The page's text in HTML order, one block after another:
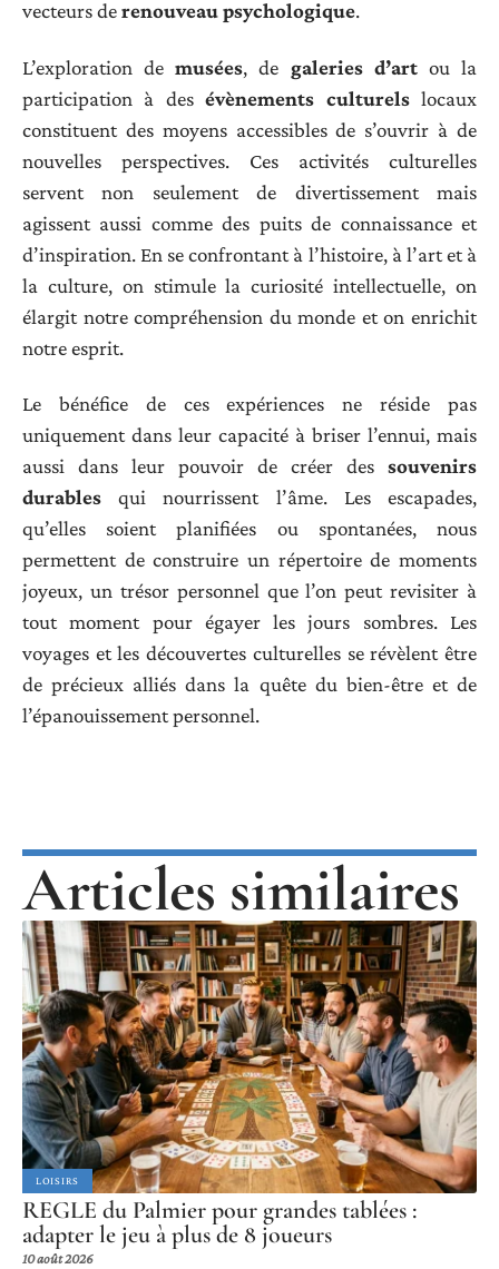
vecteurs derenouveau psychologique.
L’exploration demusées, de galeries d’artou la
participation à desévènements culturelslocaux
constituent des moyens accessibles de s’ouvrir à de
nouvelles perspectives. Ces activités culturelles
servent non seulement de divertissement mais
agissent aussi comme des puits de connaissance et
d’inspiration. En se confrontant à l’histoire, à l’art et à
la culture, on stimule la curiosité intellectuelle, on
élargit notre compréhension du monde et on enrichit
notre esprit.
Le bénéfice de ces expériences ne réside pas
uniquement dans leur capacité à briser l’ennui, mais
aussi dans leur pouvoir de créer des souvenirs
durables qui nourrissent l’âme. Les escapades,
qu’elles soient planifiées ou spontanées, nous
permettent de construire un répertoire de moments
joyeux, un trésor personnel que l’on peut revisiter à
tout moment pour égayer les jours sombres. Les
voyages et les découvertes culturelles se révèlent être
de précieux alliés dans la quête du bien-être et de
l’épanouissement personnel.
Articles similaires
LOISIRS
REGLE du Palmier pour grandes tablées :
adapter le jeu à plus de 8 joueurs
10 août 2026